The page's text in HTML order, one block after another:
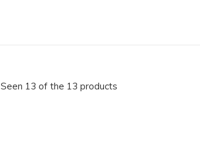
Seen 13 of the 13 products